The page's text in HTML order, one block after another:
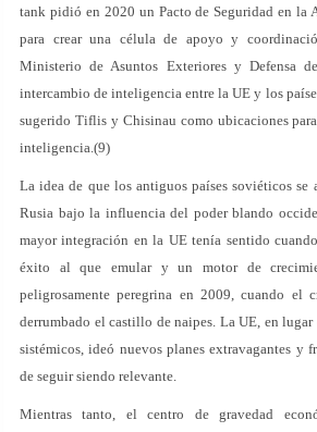
tank pidió en 2020 un Pacto de Seguridad en la
para crear una célula de apoyo y
Ministerio de Asuntos Exteriores y Defensa
intercambio de inteligencia entre la UE y los
sugerido Tiflis y Chisinau como ubicaciones
inteligencia.(9)
La idea de que los antiguos países soviéticos se
Rusia bajo la influencia del poder blando
mayor integración en la UE tenía sentido
éxito al que emular y un motor de
peligrosamente peregrina en 2009, cuando el
derrumbado el castillo de naipes. La UE, en lugar
sistémicos, ideó nuevos planes extravagantes y
de seguir siendo relevante.
Mientras tanto, el centro de gravedad